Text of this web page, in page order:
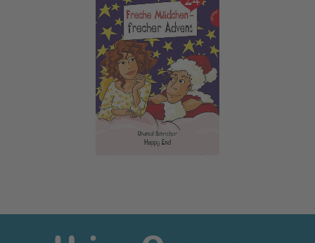
Freche Mädchen - frecher Advent